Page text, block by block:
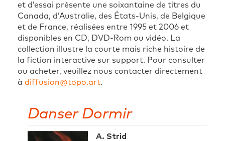
et d’essai présente une soixantaine de titres du
Canada, d’Australie, des États-Unis, de Belgique
et de France, réalisées entre 1995 et 2006 et
disponibles en CD, DVD-Rom ou vidéo. La
collection illustre la courte mais riche histoire de
la fiction interactive sur support. Pour consulter
ou acheter, veuillez nous contacter directement
à diffusion@topo.art.
Danser Dormir
A. Strid